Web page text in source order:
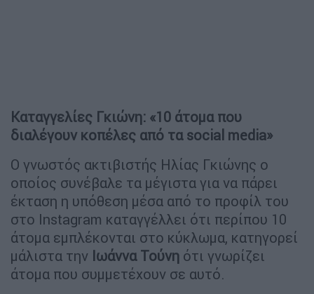
Καταγγελίες Γκιώνη: «10 άτομα που
διαλέγουν κοπέλες από τα social media»
Ο γνωστός ακτιβιστής Ηλίας Γκιώνης ο
οποίος συνέβαλε τα μέγιστα για να πάρει
έκταση η υπόθεση μέσα από το προφίλ του
στο Instagram καταγγέλλει ότι περίπου 10
άτομα εμπλέκονται στο κύκλωμα, κατηγορεί
μάλιστα την Ιωάννα Τούνη ότι γνωρίζει
άτομα που συμμετέχουν σε αυτό.